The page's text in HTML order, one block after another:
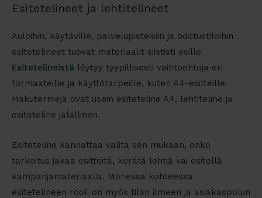
Esitetelineet ja lehtitelineet
Auloihin, käytäville, palvelupisteisiin ja odotustiloihin
esitetelineet tuovat materiaalit siististi esille.
Esitetelineistä löytyy tyypillisesti vaihtoehtoja eri
formaateille ja käyttötarpeille, kuten A4-esitteille.
Hakutermejä ovat usein esiteteline A4, lehtiteline ja
esite­teline jalallinen.
Esiteteline kannattaa valita sen mukaan, onko
tarkoitus jakaa esitteitä, kerätä lehtiä vai esitellä
kampanjamateriaalia. Monessa kohteessa
esitetelineen rooli on myös tilan ilmeen ja asiakaspolun